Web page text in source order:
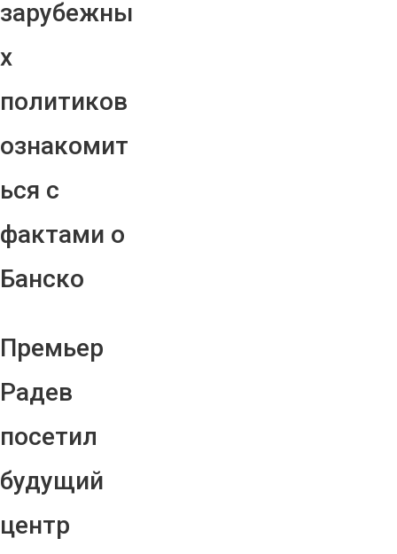
зарубежны
х
политиков
ознакомит
ься с
фактами о
Банско
Премьер
Радев
посетил
будущий
центр